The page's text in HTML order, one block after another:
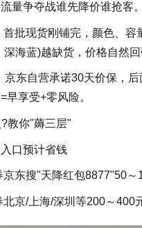
量争夺战谁先降价谁抢客。
批现货刚铺完，颜色、容
海蓝)越缺货，价格自然回
东自营承诺30天价保，后
早享受+零风险。
教你"薅三层"
口预计省钱
东搜"天降红包8877"50～
京/上海/深圳等200～400